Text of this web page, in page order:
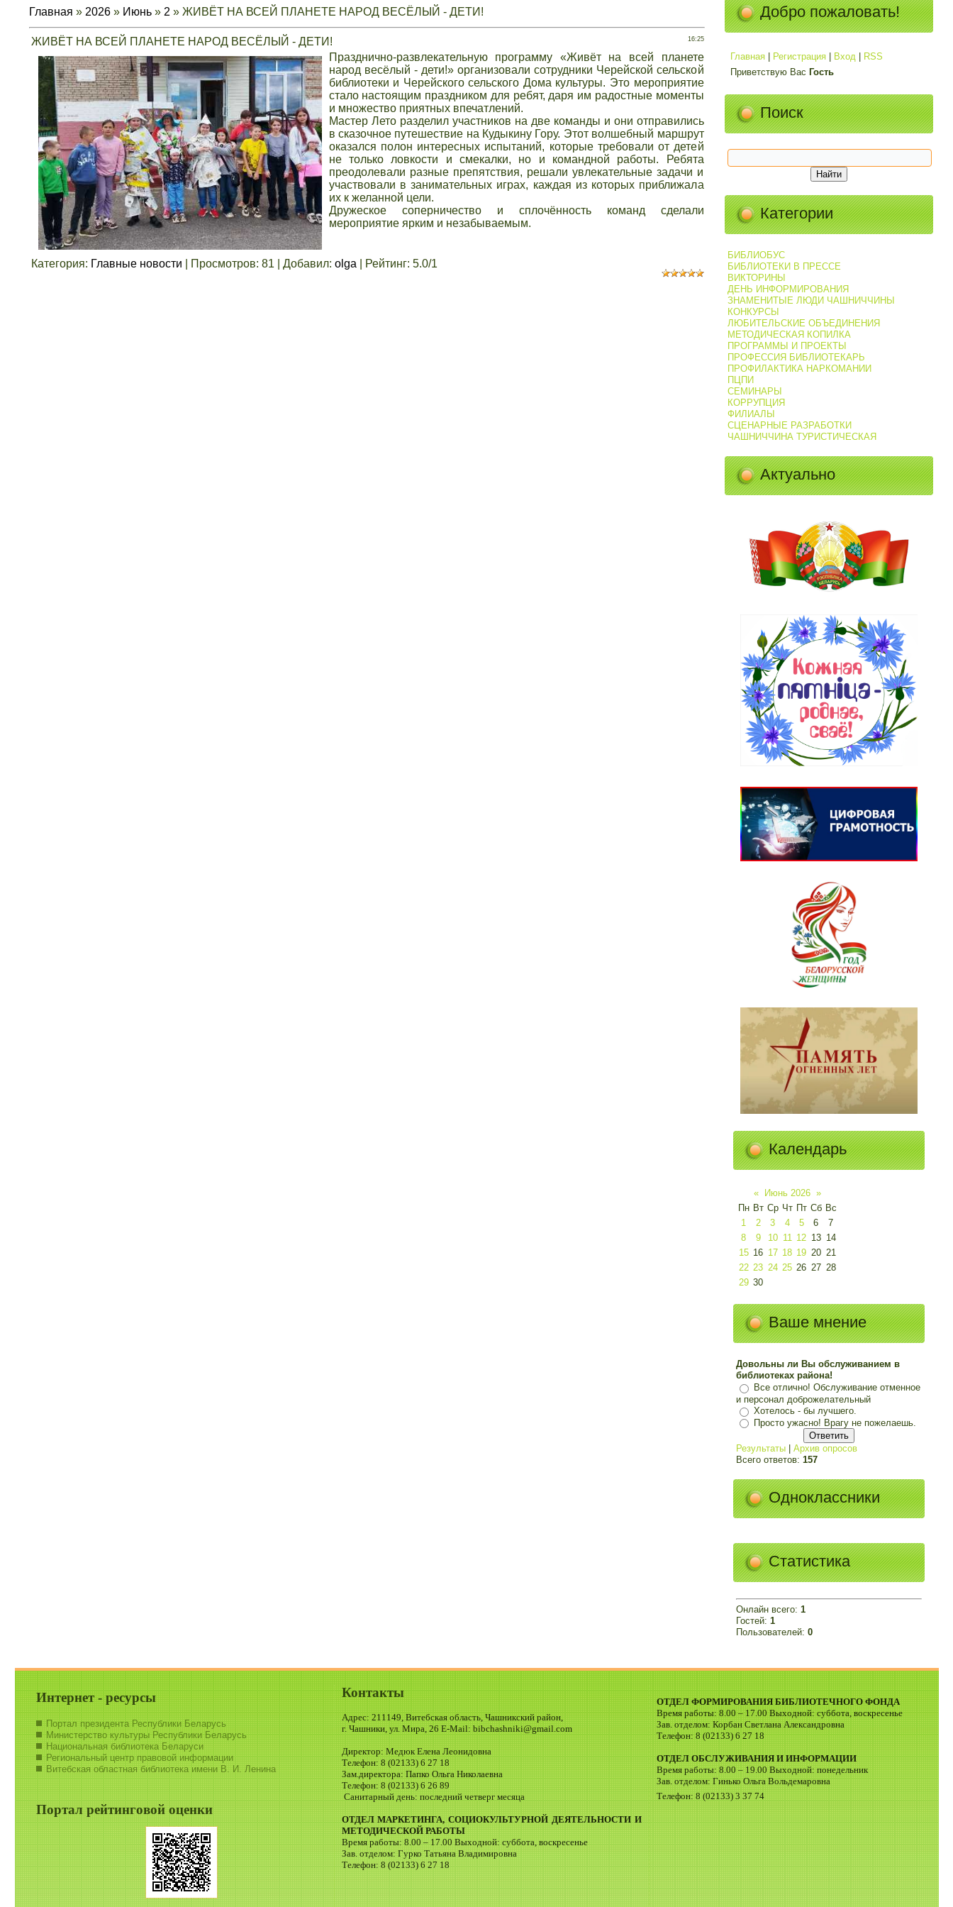
Главная » 2026 » Июнь » 2 » ЖИВЁТ НА ВСЕЙ ПЛАНЕТЕ НАРОД ВЕСЁЛЫЙ - ДЕТИ!
16:25
ЖИВЁТ НА ВСЕЙ ПЛАНЕТЕ НАРОД ВЕСЁЛЫЙ - ДЕТИ!
Празднично-развлекательную программу «Живёт на всей планете
народ весёлый - дети!» организовали сотрудники Черейской сельской
библиотеки и Черейского сельского Дома культуры. Это мероприятие
стало настоящим праздником для ребят, даря им радостные моменты
и множество приятных впечатлений.
Мастер Лето разделил участников на две команды и они отправились
в сказочное путешествие на Кудыкину Гору. Этот волшебный маршрут
оказался полон интересных испытаний, которые требовали от детей
не только ловкости и смекалки, но и командной работы. Ребята
преодолевали разные препятствия, решали увлекательные задачи и
участвовали в занимательных играх, каждая из которых приближала
их к желанной цели.
Дружеское соперничество и сплочённость команд сделали
мероприятие ярким и незабываемым.
Категория: Главные новости Просмотров: 81 Добавил: olga Рейтинг: 5.0/1
Добро пожаловать!
Главная| Регистрация| Вход|
RSS
Приветствую Вас Гость
Поиск
Категории
БИБЛИОБУС
БИБЛИОТЕКИ В ПРЕССЕ
ВИКТОРИНЫ
ДЕНЬ ИНФОРМИРОВАНИЯ
ЗНАМЕНИТЫЕ ЛЮДИ ЧАШНИЧЧИНЫ
КОНКУРСЫ
ЛЮБИТЕЛЬСКИЕ ОБЪЕДИНЕНИЯ
МЕТОДИЧЕСКАЯ КОПИЛКА
ПРОГРАММЫ И ПРОЕКТЫ
ПРОФЕССИЯ БИБЛИОТЕКАРЬ
ПРОФИЛАКТИКА НАРКОМАНИИ
ПЦПИ
СЕМИНАРЫ
КОРРУПЦИЯ
ФИЛИАЛЫ
СЦЕНАРНЫЕ РАЗРАБОТКИ
ЧАШНИЧЧИНА ТУРИСТИЧЕСКАЯ
Актуально
Календарь
« Июнь 2026 »
Пн Вт Ср Чт Пт Сб Вс
1
2 3 4 5 6
7
8
9 10 11 12 13 14
15 16 17 18 19 20 21
22 23 24 25 26 27 28
29 30
Ваше мнение
Довольны ли Вы обслуживанием в
библиотеках района!
Все отлично! Обслуживание отменное
и персонал доброжелательный
Хотелось - бы лучшего.
Просто ужасно! Врагу не пожелаешь.
Результаты| Архив опросов
Всего ответов: 157
Одноклассники
Статистика
Онлайн всего: 1
Гостей: 1
Пользователей: 0
Интернет - ресурсы
Портал президента Республики Беларусь
Министерство культуры Республики Беларусь
Национальная библиотека Беларуси
Региональный центр правовой информации
Витебская областная библиотека имени В. И. Ленина
Портал рейтинговой оценки
Контакты
Адрес: 211149, Витебская область, Чашникский район,
г. Чашники, ул. Мира, 26 E-Mail: bibchashniki@gmail.com
Директор: Медюк Елена Леонидовна
Телефон: 8 (02133) 6 27 18
Зам.директора: Папко Ольга Николаевна
Телефон: 8 (02133) 6 26 89
Санитарный день: последний четверг месяца
ОТДЕЛ МАРКЕТИНГА, СОЦИОКУЛЬТУРНОЙ ДЕЯТЕЛЬНОСТИ И
МЕТОДИЧЕСКОЙ РАБОТЫ
Время работы: 8.00 – 17.00 Выходной: суббота, воскресенье
Зав. отделом: Гурко Татьяна Владимировна
Телефон: 8 (02133) 6 27 18
ОТДЕЛ ФОРМИРОВАНИЯ БИБЛИОТЕЧНОГО ФОНДА
Время работы: 8.00 – 17.00 Выходной: суббота, воскресенье
Зав. отделом: Корбан Светлана Александровна
Телефон: 8 (02133) 6 27 18
ОТДЕЛ ОБСЛУЖИВАНИЯ И ИНФОРМАЦИИ
Время работы: 8.00 – 19.00 Выходной: понедельник
Зав. отделом: Гинько Ольга Вольдемаровна
Телефон: 8 (02133) 3 37 74